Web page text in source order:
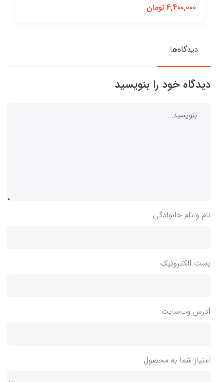
4,400,000 تومان
دیدگاه‌ها
دیدگاه خود را بنویسید
نام و نام خانوادگی
پست الکترونیک
آدرس وب‌سایت
امتیاز شما به محصول